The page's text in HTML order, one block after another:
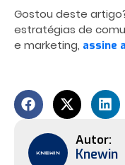
Gostou deste
estratégias de
e marketing, assine
Knewin